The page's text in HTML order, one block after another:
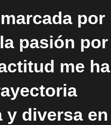
por
pasión por
me ha
diversa en